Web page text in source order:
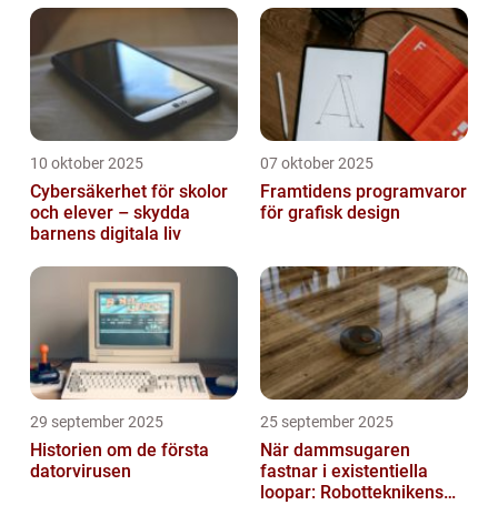
10 oktober 2025
Cybersäkerhet för skolor
och elever – skydda
barnens digitala liv
07 oktober 2025
Framtidens programvaror
för grafisk design
29 september 2025
Historien om de första
datorvirusen
25 september 2025
När dammsugaren
fastnar i existentiella
loopar: Robotteknikens